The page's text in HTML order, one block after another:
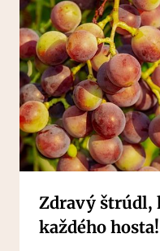
Zdravý štrúdl,
každého hosta!